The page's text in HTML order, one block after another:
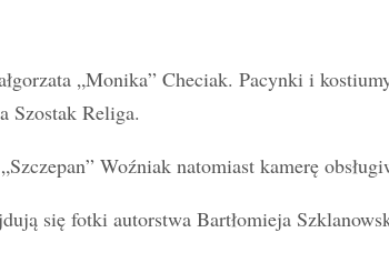
„Monika” Checiak. Pacynki i
Szostak Religa.
Woźniak natomiast kamerę
się fotki autorstwa Bartłomieja